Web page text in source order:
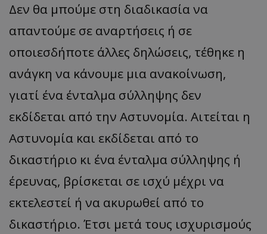
Δεν θα μπούμε στη διαδικασία να
απαντούμε σε αναρτήσεις ή σε
οποιεσδήποτε άλλες δηλώσεις, τέθηκε η
ανάγκη να κάνουμε μια ανακοίνωση,
γιατί ένα ένταλμα σύλληψης δεν
εκδίδεται από την Αστυνομία. Αιτείται η
Αστυνομία και εκδίδεται από το
δικαστήριο κι ένα ένταλμα σύλληψης ή
έρευνας, βρίσκεται σε ισχύ μέχρι να
εκτελεστεί ή να ακυρωθεί από το
δικαστήριο. Έτσι μετά τους ισχυρισμούς